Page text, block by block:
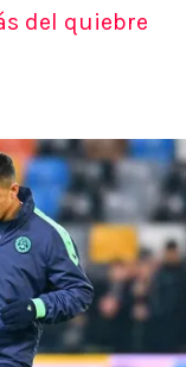
del quiebre